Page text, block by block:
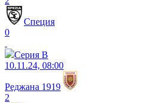
Специя
0
Серия B
10.11.24, 08:00
Реджана 1919
2